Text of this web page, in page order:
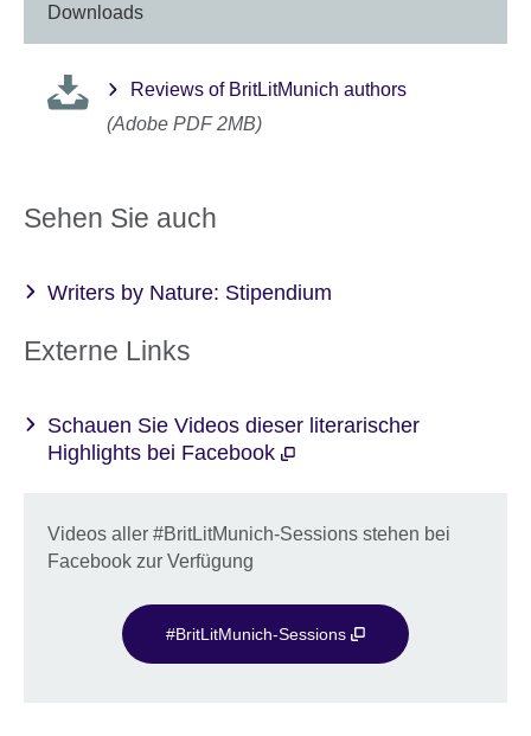
available.
Downloads
Reviews of BritLitMunich authors
(Adobe PDF 2MB)
Sehen Sie auch
Writers by Nature: Stipendium
Externe Links
Schauen Sie Videos dieser literarischer
Highlights bei Facebook
Videos aller #BritLitMunich-Sessions stehen bei
Facebook zur Verfügung
#BritLitMunich-Sessions